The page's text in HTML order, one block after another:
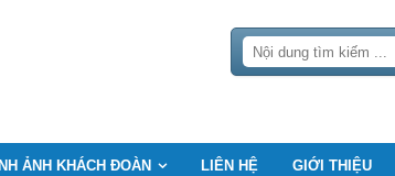
ẢNH KHÁCH ĐOÀN LIÊN HỆ GIỚI THIỆU